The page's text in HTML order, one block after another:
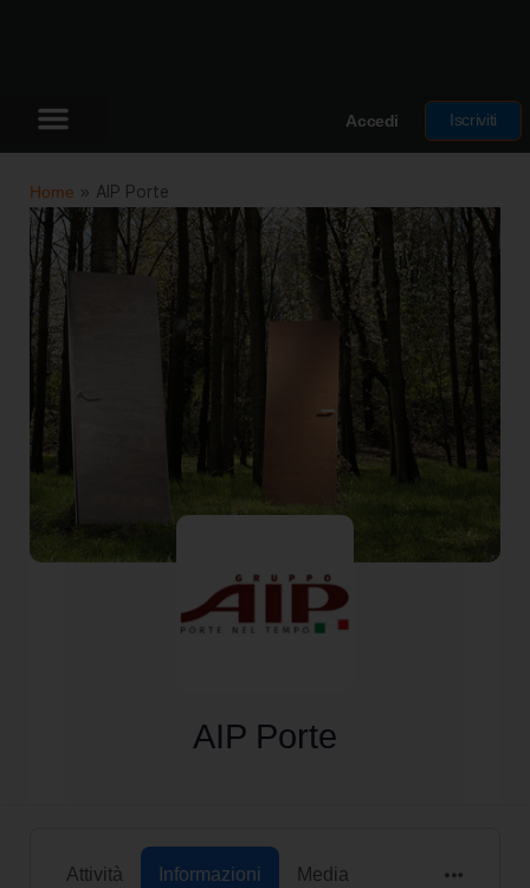
Accedi Iscriviti
Home » AIP Porte
AIP Porte
Attività Informazioni Media